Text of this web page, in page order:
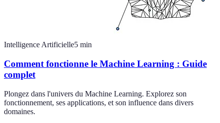
Intelligence Artificielle5 min
Comment fonctionne le Machine Learning : Guide
complet
Plongez dans l'univers du Machine Learning. Explorez son
fonctionnement, ses applications, et son influence dans divers
domaines.